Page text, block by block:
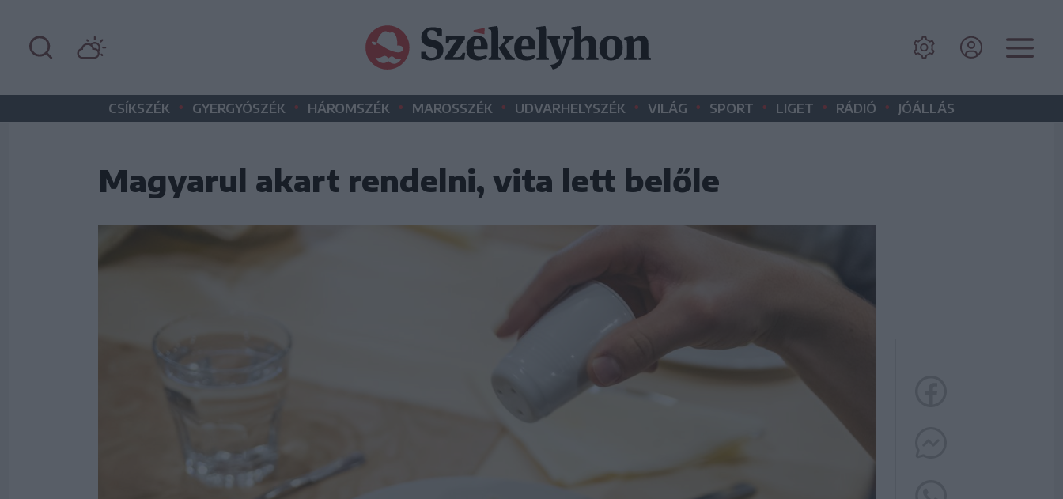
CSÍKSZÉK • GYERGYÓSZÉK • HÁROMSZÉK • MAROSSZÉK • UDVARHELYSZÉK • VILÁG • SPORT • LIGET • RÁDIÓ • JÓÁLLÁS
Magyarul akart rendelni, vita lett belőle